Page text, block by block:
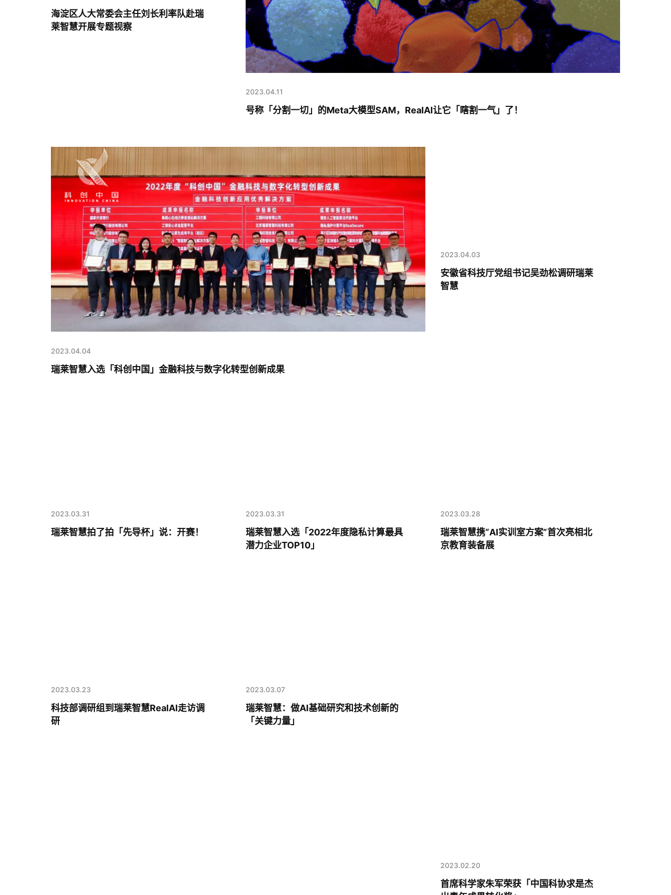
海淀区人大常委会主任刘长利率队赴瑞
莱智慧开展专题视察
2023.04.11
号称「分割一切」的Meta大模型SAM，RealAI让它「瞎割一气」了！
2023.04.04
瑞莱智慧入选「科创中国」金融科技与数字化转型创新成果
2023.04.03
安徽省科技厅党组书记吴劲松调研瑞莱
智慧
2023.03.31
瑞莱智慧拍了拍「先导杯」说：开赛！
2023.03.31
瑞莱智慧入选「2022年度隐私计算最具
潜力企业TOP10」
2023.03.28
瑞莱智慧携“AI实训室方案”首次亮相北
京教育装备展
2023.03.23
科技部调研组到瑞莱智慧RealAI走访调
研
2023.03.07
瑞莱智慧：做AI基础研究和技术创新的
「关键力量」
2023.02.20
首席科学家朱军荣获「中国科协求是杰